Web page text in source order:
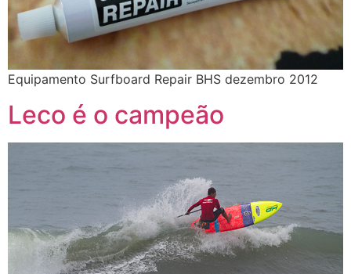
Equipamento Surfboard Repair BHS dezembro 2012
Leco é o campeão